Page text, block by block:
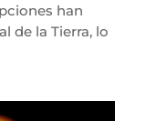
han
de la Tierra, lo